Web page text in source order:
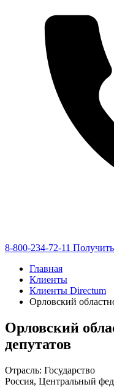
8-800-234-72-11
Главная
Клиенты
Клиенты Directum
Орловский
Орловский
депутатов
Отрасль: Государство
Россия, Центральный